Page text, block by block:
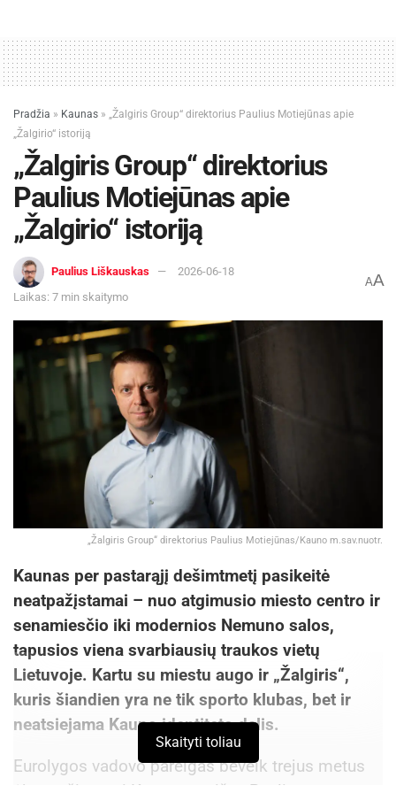
Pradžia » Kaunas » „Žalgiris Group“ direktorius Paulius Motiejūnas apie
„Žalgirio“ istoriją
„Žalgiris Group“ direktorius
Paulius Motiejūnas apie
„Žalgirio“ istoriją
Paulius Liškauskas
2026-06-18
Laikas: 7 min skaitymo
AA
„Žalgiris Group“ direktorius Paulius Motiejūnas/Kauno m.sav.nuotr.
Kaunas per pastarąjį dešimtmetį pasikeitė
neatpažįstamai – nuo atgimusio miesto centro ir
senamiesčio iki modernios Nemuno salos,
tapusios viena svarbiausių traukos vietų
Lietuvoje. Kartu su miestu augo ir „Žalgiris“,
kuris šiandien yra ne tik sporto klubas, bet ir
neatsiejama Kauno identiteto dalis.
Eurolygos vadovo pareigas beveik trejus metus
Skaityti toliau